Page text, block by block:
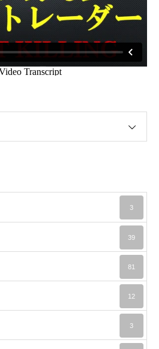
3
39
81
12
3